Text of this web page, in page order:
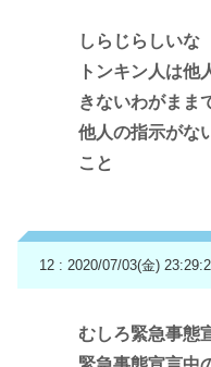
しらじらしいな
トンキン人は他
きないわがまま
他人の指示がな
こと
12 : 2020/07/03(金)
むしろ緊急事態